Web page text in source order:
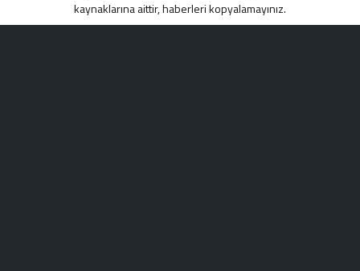
kaynaklarına aittir, haberleri kopyalamayınız.